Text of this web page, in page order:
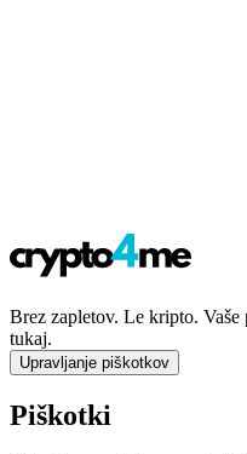
Brez zapletov. Le kripto.
tukaj.
Upravljanje piškotkov
Piškotki